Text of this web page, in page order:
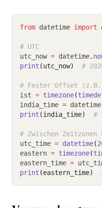
from datetime import
# UTC
utc_now = datetime.
print (utc_now) #
# Fester Offset (z.B.
ist = timezone(
india_time = datetime
print (india_time) #
# Zwischen Zeitzonen
utc_time = datetime(
eastern = timezone(
eastern_time =
print (eastern_time)